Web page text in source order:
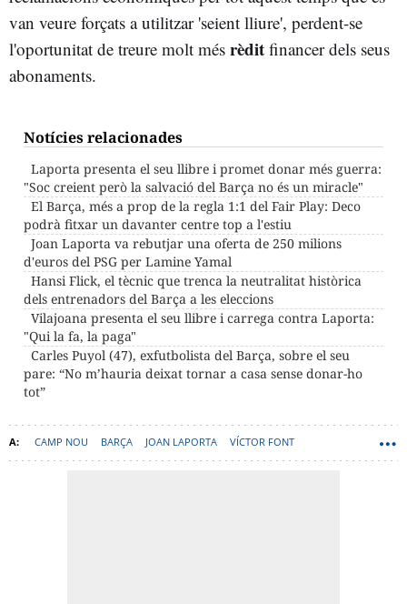
van veure forçats a utilitzar 'seient lliure', perdent-se
l'oportunitat de treure molt més rèdit financer dels seus
abonaments.
Notícies relacionades
Laporta presenta el seu llibre i promet donar més guerra:
"Soc creient però la salvació del Barça no és un miracle"
El Barça, més a prop de la regla 1:1 del Fair Play: Deco
podrà fitxar un davanter centre top a l'estiu
Joan Laporta va rebutjar una oferta de 250 milions
d'euros del PSG per Lamine Yamal
Hansi Flick, el tècnic que trenca la neutralitat històrica
dels entrenadors del Barça a les eleccions
Vilajoana presenta el seu llibre i carrega contra Laporta:
"Qui la fa, la paga"
Carles Puyol (47), exfutbolista del Barça, sobre el seu
pare: “No m’hauria deixat tornar a casa sense donar-ho
tot”
CAMP NOU BARÇA JOAN LAPORTA VÍCTOR FONT